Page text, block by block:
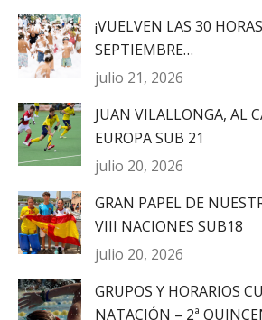
¡VUELVEN LAS 30
SEPTIEMBRE…
julio 21, 2026
JUAN VILALLONGA, AL
EUROPA SUB 21
julio 20, 2026
GRAN PAPEL DE
VIII NACIONES SUB18
julio 20, 2026
GRUPOS Y HORARIOS
NATACIÓN – 2ª